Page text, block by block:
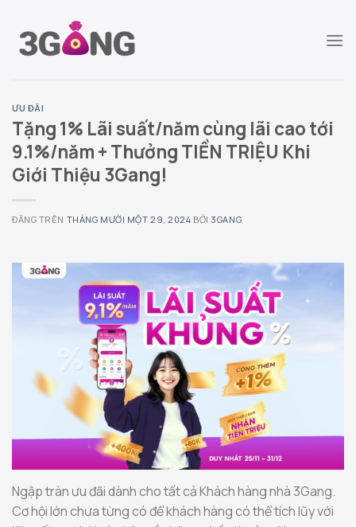
đến
ƯU ĐÃI
Tặng 1% Lãi suất/năm cùng lãi cao tới
9.1%/năm + Thưởng TIỀN TRIỆU Khi
Giới Thiệu 3Gang!
ĐĂNG TRÊN THÁNG MƯỜI MỘT 29, 2024 BỞI 3GANG
Ngập tràn ưu đãi dành cho tất cả Khách hàng nhà 3Gang.
Cơ hội lớn chưa từng có để khách hàng có thể tích lũy với